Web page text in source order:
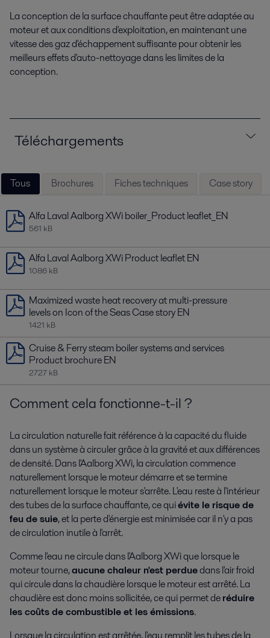
La conception de la surface chauffante peut être adaptée au
moteur et aux conditions d'exploitation, en maintenant une
vitesse des gaz d'échappement suffisante pour obtenir les
meilleurs effets d'auto-nettoyage dans les limites de la
conception.
Téléchargements
Tous Brochures Fiches techniques Case story
Alfa Laval Aalborg XWi boiler_Product leaflet_EN
561 kB
Alfa Laval Aalborg XWi Product leaflet EN
1086 kB
Maximized waste heat recovery at multi-pressure
levels on Icon of the Seas Case story EN
1421 kB
Cruise & Ferry steam boiler systems and services
Product brochure EN
2727 kB
Comment cela fonctionne-t-il ?
La circulation naturelle fait référence à la capacité du fluide
dans un système à circuler grâce à la gravité et aux différences
de densité. Dans l'Aalborg XWi, la circulation commence
naturellement lorsque le moteur démarre et se termine
naturellement lorsque le moteur s'arrête. L'eau reste à l'intérieur
des tubes de la surface chauffante, ce quiévite le risque de
feu de suie, et la perte d'énergie est minimisée car il n'y a pas
de circulation inutile à l'arrêt.
Comme l'eau ne circule dans l'Aalborg XWi que lorsque le
moteur tourne,aucune chaleur n'est perduedans l'air froid
qui circule dans la chaudière lorsque le moteur est arrêté. La
chaudière est donc moins sollicitée, ce qui permet deréduire
les coûts de combustible et les émissions.